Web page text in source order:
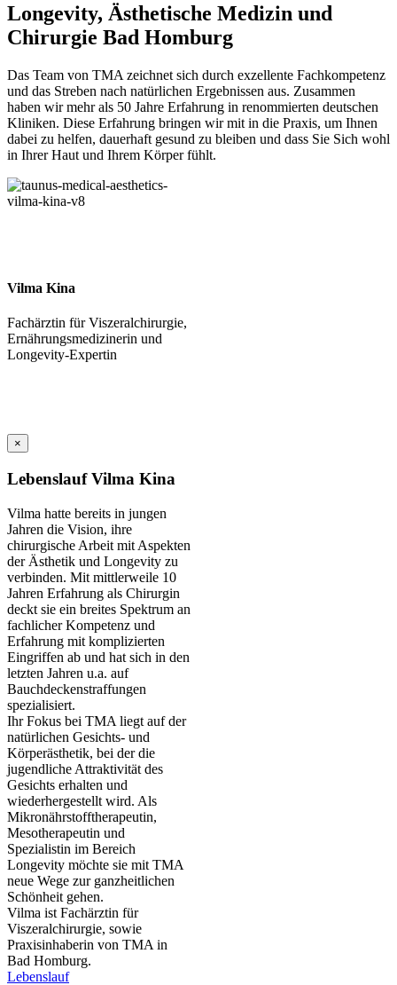
Longevity, Ästhetische Medizin und
Chirurgie Bad Homburg
Das Team von TMA zeichnet sich durch exzellente Fachkompetenz
und das Streben nach natürlichen Ergebnissen aus. Zusammen
haben wir mehr als 50 Jahre Erfahrung in renommierten deutschen
Kliniken. Diese Erfahrung bringen wir mit in die Praxis, um Ihnen
dabei zu helfen, dauerhaft gesund zu bleiben und dass Sie Sich wohl
in Ihrer Haut und Ihrem Körper fühlt.
Vilma Kina
Fachärztin für Viszeralchirurgie,
Ernährungsmedizinerin und
Longevity-Expertin
×
Lebenslauf Vilma Kina
Vilma hatte bereits in jungen
Jahren die Vision, ihre
chirurgische Arbeit mit Aspekten
der Ästhetik und Longevity zu
verbinden. Mit mittlerweile 10
Jahren Erfahrung als Chirurgin
deckt sie ein breites Spektrum an
fachlicher Kompetenz und
Erfahrung mit komplizierten
Eingriffen ab und hat sich in den
letzten Jahren u.a. auf
Bauchdeckenstraffungen
spezialisiert.
Ihr Fokus bei TMA liegt auf der
natürlichen Gesichts- und
Körperästhetik, bei der die
jugendliche Attraktivität des
Gesichts erhalten und
wiederhergestellt wird. Als
Mikronährstofftherapeutin,
Mesotherapeutin und
Spezialistin im Bereich
Longevity möchte sie mit TMA
neue Wege zur ganzheitlichen
Schönheit gehen.
Vilma ist Fachärztin für
Viszeralchirurgie, sowie
Praxisinhaberin von TMA in
Bad Homburg.
Lebenslauf